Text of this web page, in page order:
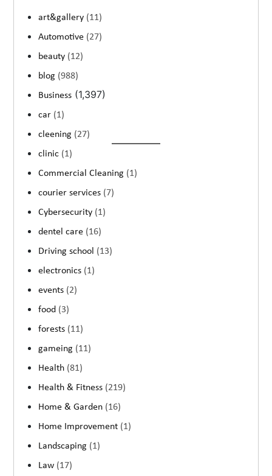
art&gallery (11)
Automotive (27)
beauty (12)
blog (988)
Business (1,397)
car (1)
cleening (27)
clinic (1)
Commercial Cleaning (1)
courier services (7)
Cybersecurity (1)
dentel care (16)
Driving school (13)
electronics (1)
events (2)
food (3)
forests (11)
gameing (11)
Health (81)
Health & Fitness (219)
Home & Garden (16)
Home Improvement (1)
Landscaping (1)
Law (17)